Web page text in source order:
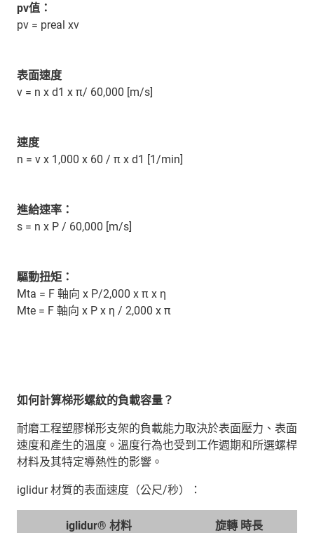
pv值：
pv = preal xv
表面速度
v = n x d1 x π/ 60,000 [m/s]
速度
n = v x 1,000 x 60 / π x d1 [1/min]
進給速率：
s = n x P / 60,000 [m/s]
驅動扭矩：
Mta = F 軸向 x P/2,000 x π x η
Mte = F 軸向 x P x η / 2,000 x π
如何計算梯形螺紋的負載容量？
耐磨工程塑膠梯形支架的負載能力取決於表面壓力、表面
速度和產生的溫度。溫度行為也受到工作週期和所選螺桿
材料及其特定導熱性的影響。
iglidur 材質的表面速度（公尺/秒）：
iglidur® 材料 旋轉 時長